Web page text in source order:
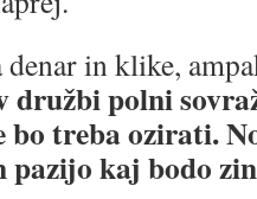
denar in klike,
družbi polni
treba ozirati.
kaj bodo